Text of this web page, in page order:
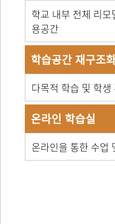
학교 내부 전체 리
용공간
학습공간 재구조
다목적 학습 및 학생
온라인 학습실
온라인을 통한 수업